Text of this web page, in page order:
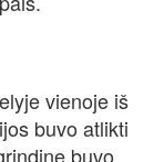
vienoje iš
buvo atlikti
buvo